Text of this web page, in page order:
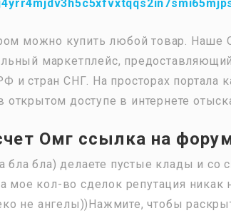
можно купить любой товар. Наше
маркетплейс,
и стран СНГ. На просторах
доступе в интернете
Омг ссылка на
бла бла) делаете пустые клады и
мое кол-во сделок репутация никак
не ангелы))Нажмите, чтобы